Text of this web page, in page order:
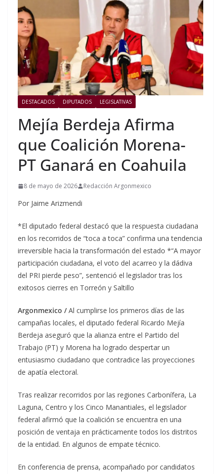
DESTACADOS DIPUTADOS LEGISLATIVAS
Mejía Berdeja Afirma
que Coalición Morena-
PT Ganará en Coahuila
8 de mayo de 2026 Redacción Argonmexico
Por Jaime Arizmendi
*El diputado federal destacó que la respuesta ciudadana
en los recorridos de “toca a toca” confirma una tendencia
irreversible hacia la transformación del estado *“A mayor
participación ciudadana, el voto del acarreo y la dádiva
del PRI pierde peso”, sentenció el legislador tras los
exitosos cierres en Torreón y Saltillo
Argonmexico /Al cumplirse los primeros días de las
campañas locales, el diputado federal Ricardo Mejía
Berdeja aseguró que la alianza entre el Partido del
Trabajo (PT) y Morena ha logrado despertar un
entusiasmo ciudadano que contradice las proyecciones
de apatía electoral.
Tras realizar recorridos por las regiones Carbonífera, La
Laguna, Centro y los Cinco Manantiales, el legislador
federal afirmó que la coalición se encuentra en una
posición de ventaja en prácticamente todos los distritos
de la entidad. En algunos de empate técnico.
En conferencia de prensa, acompañado por candidatos